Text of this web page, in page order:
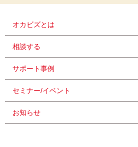
オカビズとは
相談する
サポート事例
セミナー/イベント
お知らせ